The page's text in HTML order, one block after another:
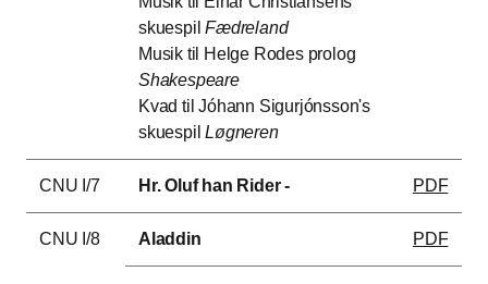
skuespilFædreland
Musik til Helge Rodes prolog
Shakespeare
Kvad til Jóhann Sigurjónsson's
skuespilLøgneren
CNU I/7 Hr. Oluf han Rider - PDF
CNU I/8 Aladdin PDF